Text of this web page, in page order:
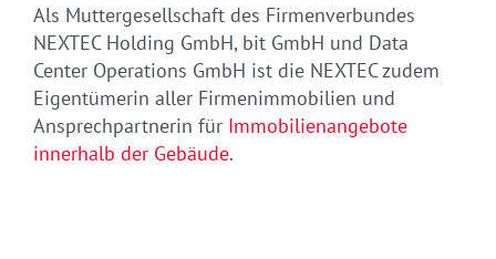
Als Muttergesellschaft des Firmenverbundes
NEXTEC Holding GmbH, bit GmbH und Data
Center Operations GmbH ist die NEXTEC zudem
Eigentümerin aller Firmenimmobilien und
Ansprechpartnerin für Immobilienangebote
innerhalb der Gebäude.